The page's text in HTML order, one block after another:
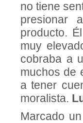
no tiene
presionar
producto.
muy
cobraba a
muchos de
a tener
moralista.
Marcado